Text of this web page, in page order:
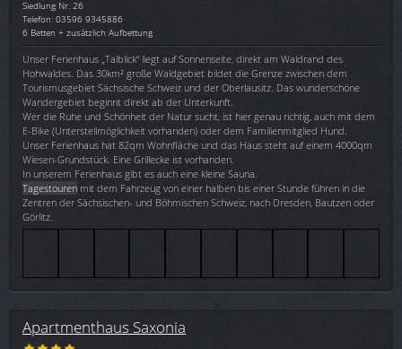
Siedlung Nr. 26
Telefon: 03596 9345886
6 Betten + zusätzlich Aufbettung
Unser Ferienhaus „Talblick“ liegt auf Sonnenseite, direkt am Waldrand des
Hohwaldes. Das 30km² große Waldgebiet bildet die Grenze zwischen dem
Tourismusgebiet Sächsische Schweiz und der Oberlausitz. Das wunderschöne
Wandergebiet beginnt direkt ab der Unterkunft.
Wer die Ruhe und Schönheit der Natur sucht, ist hier genau richtig, auch mit dem
E-Bike (Unterstellmöglichkeit vorhanden) oder dem Familienmitglied Hund.
Unser Ferienhaus hat 82qm Wohnfläche und das Haus steht auf einem 4000qm
Wiesen-Grundstück. Eine Grillecke ist vorhanden.
In unserem Ferienhaus gibt es auch eine kleine Sauna.
Tagestouren mit dem Fahrzeug von einer halben bis einer Stunde führen in die
Zentren der Sächsischen- und Böhmischen Schweiz, nach Dresden, Bautzen oder
Görlitz.
Apartmenthaus Saxonia